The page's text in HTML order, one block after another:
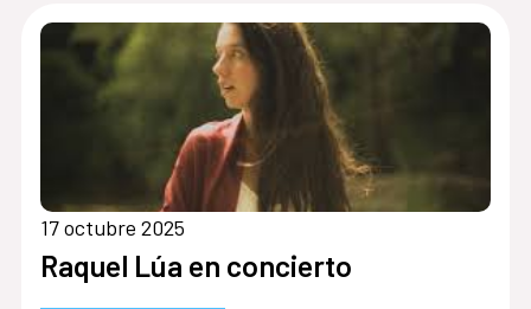
17 octubre 2025
Raquel Lúa en concierto